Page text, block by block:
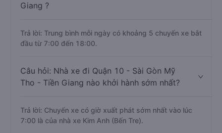
Giang ?
Trả lời: Trung bình mỗi ngày có khoảng 5 chuyến xe bắt
đầu từ 7:00 đến 18:00.
Câu hỏi: Nhà xe đi Quận 10 - Sài Gòn Mỹ
Tho - Tiền Giang nào khởi hành sớm nhất?
Trả lời: Chuyến xe có giờ xuất phát sớm nhất vào lúc
7:00 là của nhà xe Kim Anh (Bến Tre).